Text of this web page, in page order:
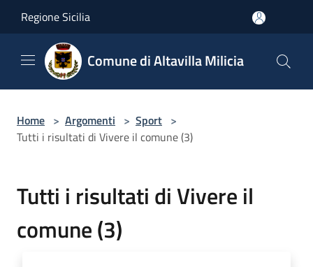
Regione Sicilia
Comune di Altavilla Milicia
Home > Argomenti > Sport >
Tutti i risultati di Vivere il comune (3)
Tutti i risultati di Vivere il
comune (3)